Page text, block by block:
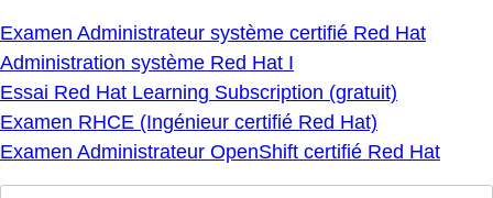
Examen Administrateur système certifié Red Hat
Administration système Red Hat I
Essai Red Hat Learning Subscription (gratuit)
Examen RHCE (Ingénieur certifié Red Hat)
Examen Administrateur OpenShift certifié Red Hat